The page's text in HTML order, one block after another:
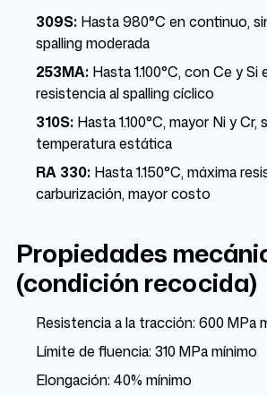
309S: Hasta 980°C en continuo,
spalling moderada
253MA: Hasta 1.100°C, con Ce y
resistencia al spalling cíclico
310S: Hasta 1.100°C, mayor Ni y Cr,
temperatura estática
RA 330: Hasta 1.150°C, máxima
carburización, mayor costo
Propiedades
(condición recocida)
Resistencia a la tracción: 600 MPa
Límite de fluencia: 310 MPa mínimo
Elongación: 40% mínimo